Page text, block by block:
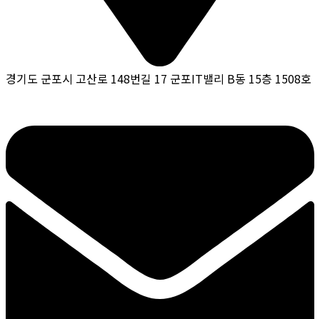
경기도 군포시 고산로 148번길 17 군포IT밸리 B동 15층 1508호